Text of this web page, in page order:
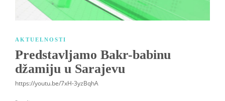
AKTUELNOSTI
Predstavljamo Bakr-babinu
džamiju u Sarajevu
https://youtu.be/7xH-3yzBqhA